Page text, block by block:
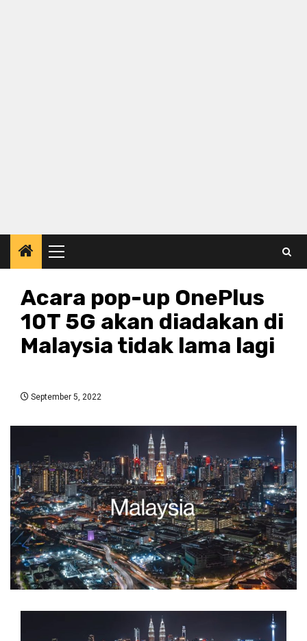
Primary
Menu
Acara pop-up OnePlus
10T 5G akan diadakan di
Malaysia tidak lama lagi
September 5, 2022